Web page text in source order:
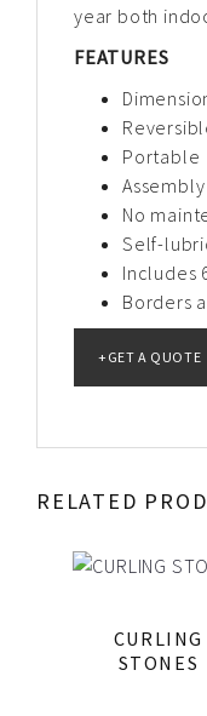
year both
FEATURES
Portable
No
Self-
Includes
Borders
RELATED
CURLING
STONES